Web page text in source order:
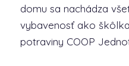
domu sa nachádza
vybavenosť ako
potraviny COOP